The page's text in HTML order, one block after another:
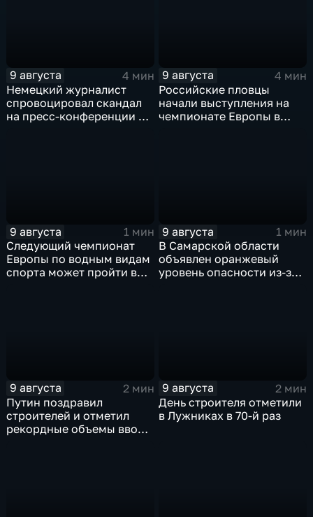
9 августа
4 мин
Немецкий журналист
спровоцировал скандал
на пресс-конференции в
9 августа
4 мин
Российские пловцы
начали выступления на
чемпионате Европы в
9 августа
1 мин
Следующий чемпионат
Европы по водным видам
спорта может пройти в
9 августа
1 мин
В Самарской области
объявлен оранжевый
уровень опасности из-за
9 августа
2 мин
Путин поздравил
строителей и отметил
рекордные объемы ввода
9 августа
2 мин
День строителя отметили
в Лужниках в 70-й раз